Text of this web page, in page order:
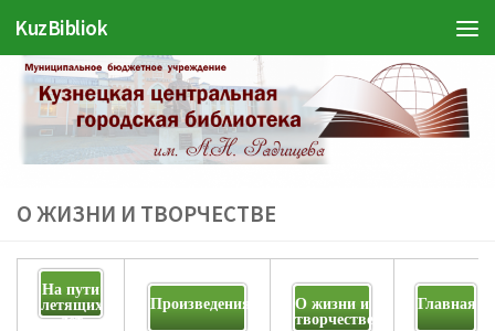
Перейти к содержимому
KuzBibliok
О ЖИЗНИ И ТВОРЧЕСТВЕ
На пути
летящих
лет
Произведения
О жизни и
творчестве
Главная